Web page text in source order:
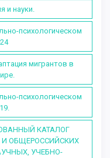
и науки.
психологическом
мигрантов в
психологическом
КАТАЛОГ
ОБЩЕРОССИЙСКИХ
УЧЕБНО-